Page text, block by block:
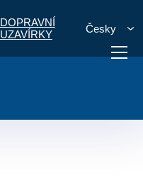
DOPRAVNÍ
UZAVÍRKY
Česky